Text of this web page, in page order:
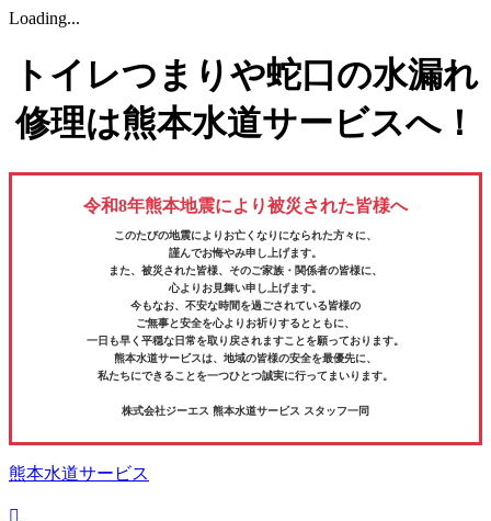
Loading...
トイレつまりや蛇口の水漏れ
修理は熊本水道サービスへ！
令和8年熊本地震により被災された皆様へ
このたびの地震によりお亡くなりになられた方々に、
謹んでお悔やみ申し上げます。
また、被災された皆様、そのご家族・関係者の皆様に、
心よりお見舞い申し上げます。
今もなお、不安な時間を過ごされている皆様の
ご無事と安全を心よりお祈りするとともに、
一日も早く平穏な日常を取り戻されますことを願っております。
熊本水道サービスは、地域の皆様の安全を最優先に、
私たちにできることを一つひとつ誠実に行ってまいります。
株式会社ジーエス 熊本水道サービス スタッフ一同
熊本水道サービス